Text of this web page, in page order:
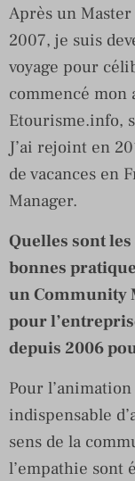
Après un
2007, je suis
voyage pour
commencé
Etourisme.info,
J’ai rejoint en
de vacances en
Manager.
Quelles sont
bonnes
un Community
pour
depuis 2006
Pour
indispensable
sens de la
l’empathie sont